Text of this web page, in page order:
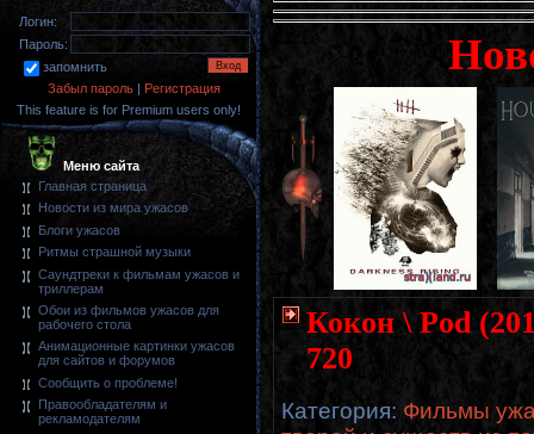
Логин:
Пароль:
запомнить
Забыл пароль | Регистрация
This feature is for Premium users only!
Меню сайта
Главная страница
Новости из мира ужасов
Блоги ужасов
Ритмы страшной музыки
Саундтреки к фильмам ужасов и
триллерам
Обои из фильмов ужасов для
рабочего стола
Анимационные картинки ужасов
для сайтов и форумов
Сообщить о проблеме!
Правообладателям и
рекламодателям
Кокон \ Pod
720
Категория: Фильмы